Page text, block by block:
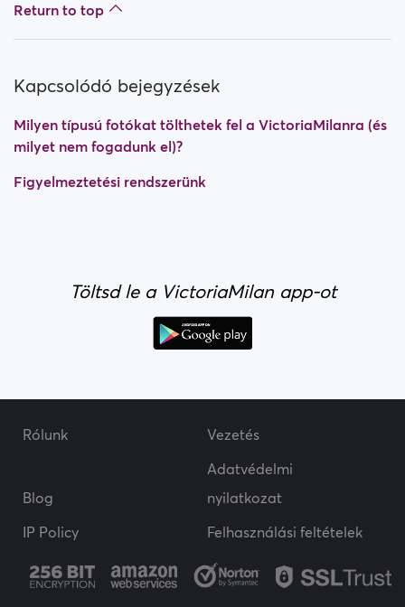
Return to top
Kapcsolódó bejegyzések
Milyen típusú fotókat tölthetek fel a VictoriaMilanra (és
milyet nem fogadunk el)?
Figyelmeztetési rendszerünk
Töltsd le a VictoriaMilan app-ot
Rólunk Vezetés
Blog
Adatvédelmi
nyilatkozat
IP Policy
Felhasználási feltételek